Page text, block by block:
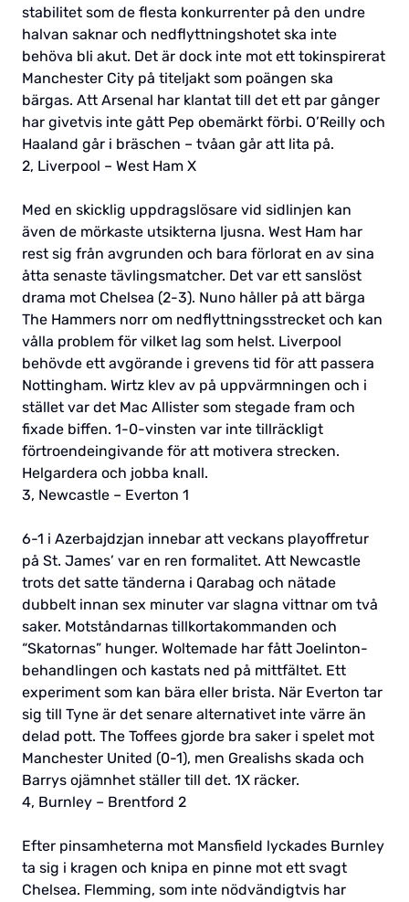
stabilitet som de flesta konkurrenter på den undre
halvan saknar och nedflyttningshotet ska inte
behöva bli akut. Det är dock inte mot ett tokinspirerat
Manchester City på titeljakt som poängen ska
bärgas. Att Arsenal har klantat till det ett par gånger
har givetvis inte gått Pep obemärkt förbi. O’Reilly och
Haaland går i bräschen – tvåan går att lita på.
2, Liverpool – West Ham X
Med en skicklig uppdragslösare vid sidlinjen kan
även de mörkaste utsikterna ljusna. West Ham har
rest sig från avgrunden och bara förlorat en av sina
åtta senaste tävlingsmatcher. Det var ett sanslöst
drama mot Chelsea (2-3). Nuno håller på att bärga
The Hammers norr om nedflyttningsstrecket och kan
vålla problem för vilket lag som helst. Liverpool
behövde ett avgörande i grevens tid för att passera
Nottingham. Wirtz klev av på uppvärmningen och i
stället var det Mac Allister som stegade fram och
fixade biffen. 1-0-vinsten var inte tillräckligt
förtroendeingivande för att motivera strecken.
Helgardera och jobba knall.
3, Newcastle – Everton 1
6-1 i Azerbajdzjan innebar att veckans playoffretur
på St. James’ var en ren formalitet. Att Newcastle
trots det satte tänderna i Qarabag och nätade
dubbelt innan sex minuter var slagna vittnar om två
saker. Motståndarnas tillkortakommanden och
“Skatornas” hunger. Woltemade har fått Joelinton-
behandlingen och kastats ned på mittfältet. Ett
experiment som kan bära eller brista. När Everton tar
sig till Tyne är det senare alternativet inte värre än
delad pott. The Toffees gjorde bra saker i spelet mot
Manchester United (0-1), men Grealishs skada och
Barrys ojämnhet ställer till det. 1X räcker.
4, Burnley – Brentford 2
Efter pinsamheterna mot Mansfield lyckades Burnley
ta sig i kragen och knipa en pinne mot ett svagt
Chelsea. Flemming, som inte nödvändigtvis har